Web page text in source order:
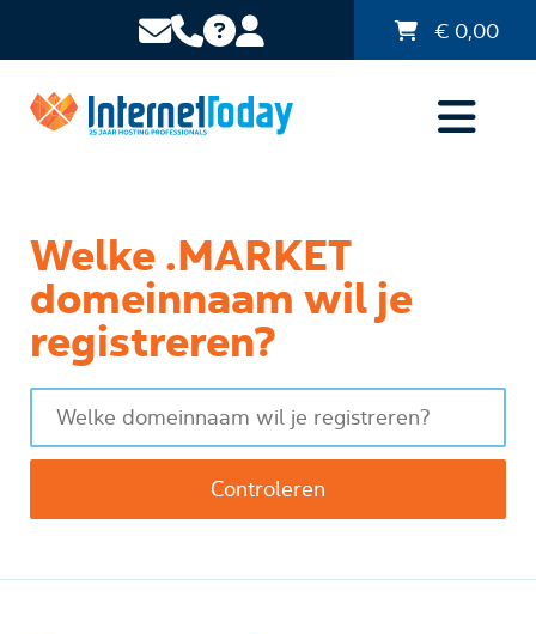
€ 0,00
Welke .MARKET
domeinnaam wil je
registreren?